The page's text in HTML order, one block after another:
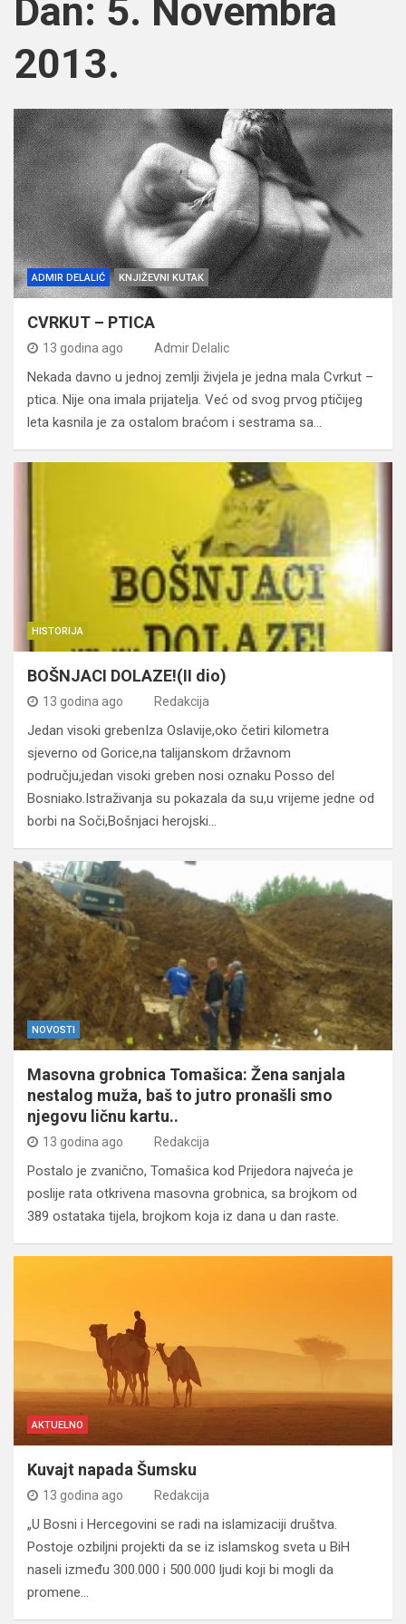
Dan: 5. Novembra
2013.
ADMIR DELALIĆ KNJIŽEVNI KUTAK
CVRKUT – PTICA
13 godina ago Admir Delalic
Nekada davno u jednoj zemlji živjela je jedna mala Cvrkut –
ptica. Nije ona imala prijatelja. Već od svog prvog ptičijeg
leta kasnila je za ostalom braćom i sestrama sa…
HISTORIJA
BOŠNJACI DOLAZE!(II dio)
13 godina ago Redakcija
Jedan visoki grebenIza Oslavije,oko četiri kilometra
sjeverno od Gorice,na talijanskom državnom
području,jedan visoki greben nosi oznaku Posso del
Bosniako.Istraživanja su pokazala da su,u vrijeme jedne od
borbi na Soči,Bošnjaci herojski…
NOVOSTI
Masovna grobnica Tomašica: Žena sanjala
nestalog muža, baš to jutro pronašli smo
njegovu ličnu kartu..
13 godina ago Redakcija
Postalo je zvanično, Tomašica kod Prijedora najveća je
poslije rata otkrivena masovna grobnica, sa brojkom od
389 ostataka tijela, brojkom koja iz dana u dan raste.
AKTUELNO
Kuvajt napada Šumsku
13 godina ago Redakcija
„U Bosni i Hercegovini se radi na islamizaciji društva.
Postoje ozbiljni projekti da se iz islamskog sveta u BiH
naseli između 300.000 i 500.000 ljudi koji bi mogli da
promene…